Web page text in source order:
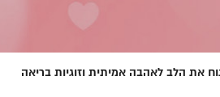
את הלב לאהבה אמיתית וזוגיות בריאה